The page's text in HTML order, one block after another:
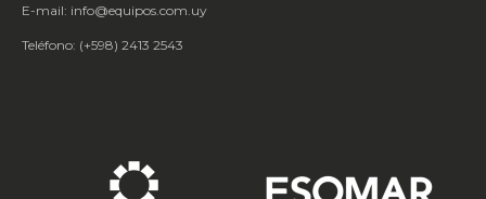
E-mail: info@equipos.com.uy
Teléfono: (+598) 2413 2543